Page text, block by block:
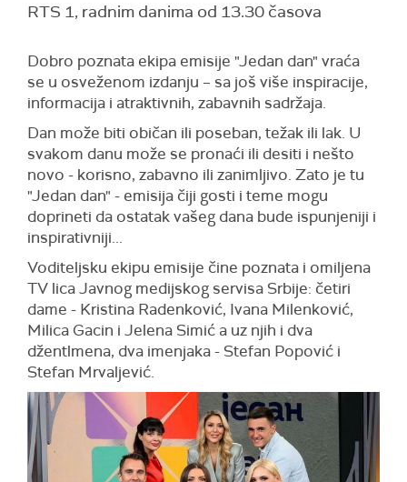
RTS 1, radnim danima od 13.30 časova
Dobro poznata ekipa emisije "Jedan dan" vraća
se u osveženom izdanju – sa još više inspiracije,
informacija i atraktivnih, zabavnih sadržaja.
Dan može biti običan ili poseban, težak ili lak. U
svakom danu može se pronaći ili desiti i nešto
novo - korisno, zabavno ili zanimljivo. Zato je tu
"Jedan dan" - emisija čiji gosti i teme mogu
doprineti da ostatak vašeg dana bude ispunjeniji i
inspirativniji...
Voditeljsku ekipu emisije čine poznata i omiljena
TV lica Javnog medijskog servisa Srbije: četiri
dame - Kristina Radenković, Ivana Milenković,
Milica Gacin i Jelena Simić a uz njih i dva
džentlmena, dva imenjaka - Stefan Popović i
Stefan Mrvaljević.